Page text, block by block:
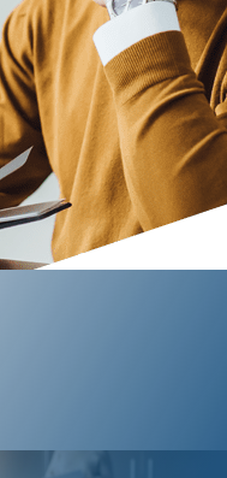
avec expertise